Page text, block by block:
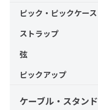
ピック・ピックケース
ストラップ
弦
ピックアップ
ケーブル・スタンド